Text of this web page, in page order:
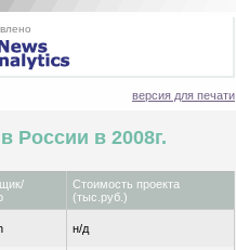
версия для печати
России в 2008г.
Стоимость проекта
(тыс.руб.)
н/д